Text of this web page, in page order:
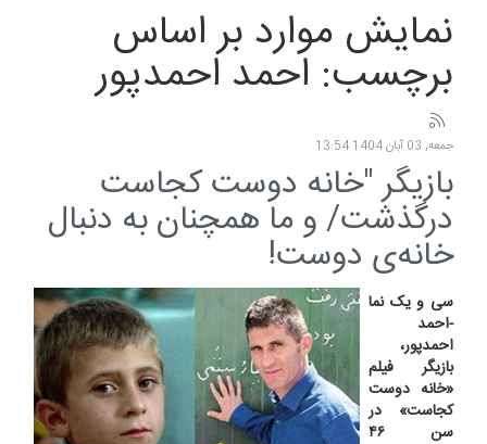
نمایش موارد بر اساس
برچسب: احمد احمدپور
جمعه, 03 آبان 1404 13:54
بازیگر "خانه دوست کجاست
درگذشت/ و ما همچنان به دنبال
خانه‌ی دوست!
سی و یک نما
-احمد
احمدپور،
بازیگر فیلم
«خانه‌ دوست
کجاست» در
سن ۴۶